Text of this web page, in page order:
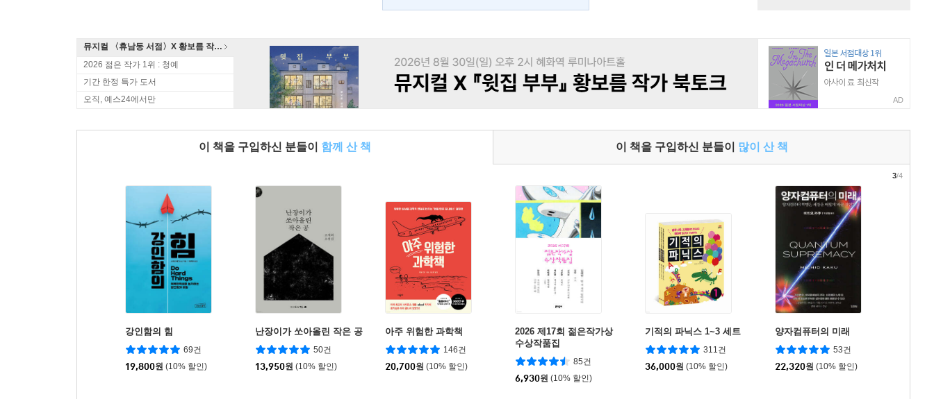
뮤지컬 〈휴남동 서점〉X 황보름 작가 북토크
2026 젊은 작가 1위 : 청예
기간 한정 특가 도서
오직, 예스24에서만
AD
이 책을 구입하신 분들이 함께 산 책 이 책을 구입하신 분들이 많이 산 책
강인함의 힘
69건
19,800원 (10% 할인)
난장이가 쏘아올린 작은 공
50건
13,950원 (10% 할인)
아주 위험한 과학책
146건
20,700원 (10% 할인)
2026 제17회 젊은작가상
수상작품집
85건
6,930원 (10% 할인)
기적의 파닉스 1~3 세트
311건
36,000원 (10% 할인)
양자컴퓨터의 미래
53건
22,320원 (10% 할인)
3/4